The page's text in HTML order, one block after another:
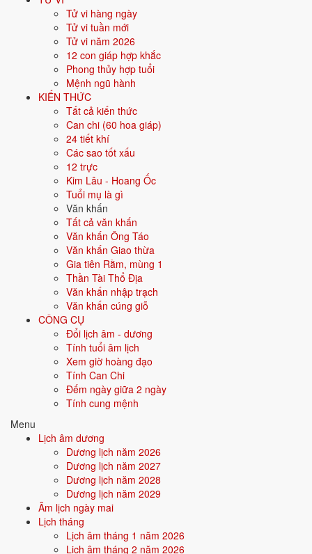
Tử vi hàng ngày
Tử vi tuần mới
Tử vi năm 2026
12 con giáp hợp khắc
Phong thủy hợp tuổi
Mệnh ngũ hành
KIẾN THỨC
Tất cả kiến thức
Can chi (60 hoa giáp)
24 tiết khí
Các sao tốt xấu
12 trực
Kim Lâu - Hoang Ốc
Tuổi mụ là gì
Văn khấn
Tất cả văn khấn
Văn khấn Ông Táo
Văn khấn Giao thừa
Gia tiên Rằm, mùng 1
Thần Tài Thổ Địa
Văn khấn nhập trạch
Văn khấn cúng giỗ
CÔNG CỤ
Đổi lịch âm - dương
Tính tuổi âm lịch
Xem giờ hoàng đạo
Tính Can Chi
Đếm ngày giữa 2 ngày
Tính cung mệnh
Menu
Lịch âm dương
Dương lịch năm 2026
Dương lịch năm 2027
Dương lịch năm 2028
Dương lịch năm 2029
Âm lịch ngày mai
Lịch tháng
Lịch âm tháng 1 năm 2026
Lịch âm tháng 2 năm 2026
Dậu - Con Gà
Kiếm Phong Kim
Mệnh ngũ hành ⚒️Kim
Trắng
Hướng hợp Tây, Tây Bắc
Hành tương sinh Thổ (Thổ sinh Kim); Thủy (Kim sinh Thủy)
Hành tương khắc
Tuổi năm 2026 34 tuổi mụ / 33 tuổi dương - Trưởng thành
Ý nghĩa nạp âm Kiếm Phong Kim
Người sinh năm1993mang nạp âm
Vàng mũi kiếm . Đây là một trong các nạp âm thuộc hành
trong vòng 60 hoa giáp.
Tượng trưng cho kim loại, sự cứng cáp, sắc bén, kỷ luật. Người mệnh
Kim có ý chí, quyết đoán.
Tìm hiểu chi tiết nạp âm Kiếm Phong Kim: màu hợp, hướng tốt, năm
sinh, tương sinh tương khắc →
Quan hệ Can × Chi (Kim sinh Thủy):
trường hỗ trợ bản thân. Người này dễ nhận được sự giúp đỡ từ ngoài,
gặp quý nhân.
Điểm mạnh:May mắn, được nâng đỡ, dễ thành công nhờ thiên
thời địa lợi.
Điểm cần lưu ý:Có thể bị phụ thuộc hoặc ỷ lại khi quá nhiều
thuận lợi.